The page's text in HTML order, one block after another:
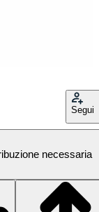
Segui
necessaria